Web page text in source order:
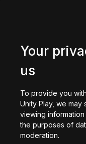
Get started with
487 回プレイ
3D Stealth Game:
House
10,677 回プレイ
Your
us
To provide you
Unity Play, we
viewing
the purposes of
moderation.